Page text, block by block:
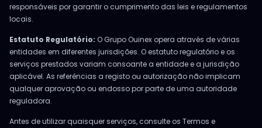
responsáveis por garantir o cumprimento das leis e regulamentos
locais.
Estatuto Regulatório: O Grupo Ouinex opera através de várias
entidades em diferentes jurisdições. O estatuto regulatório e os
serviços prestados variam consoante a entidade e a jurisdição
aplicável. As referências a registo ou autorização não implicam
qualquer aprovação ou endosso por parte de uma autoridade
reguladora.
Antes de utilizar quaisquer serviços, consulte os Termos e